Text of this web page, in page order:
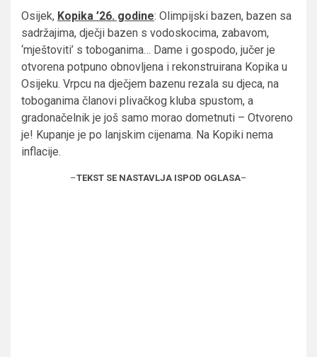
Osijek, Kopika ’26. godine: Olimpijski bazen, bazen sa
sadržajima, dječji bazen s vodoskocima, zabavom,
‘mještoviti’ s toboganima… Dame i gospodo, jučer je
otvorena potpuno obnovljena i rekonstruirana Kopika u
Osijeku. Vrpcu na dječjem bazenu rezala su djeca, na
toboganima članovi plivačkog kluba spustom, a
gradonačelnik je još samo morao dometnuti – Otvoreno
je! Kupanje je po lanjskim cijenama. Na Kopiki nema
inflacije.
–TEKST SE NASTAVLJA ISPOD OGLASA–